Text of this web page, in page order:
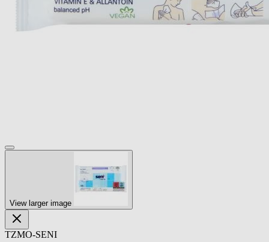
View larger image
TZMO-SENI